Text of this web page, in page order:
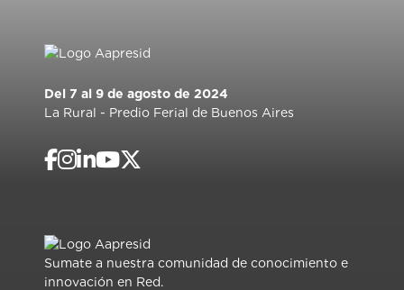
Del 7 al 9 de agosto de 2024
La Rural - Predio Ferial de Buenos Aires
Sumate a nuestra comunidad de conocimiento e
innovación en Red.